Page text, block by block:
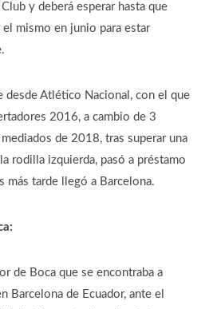
y deberá esperar hasta que
mismo en junio para estar
desde Atlético Nacional, con el que
2016, a cambio de 3
de 2018, tras superar una
rodilla izquierda, pasó a préstamo
más tarde llegó a Barcelona.
de Boca que se encontraba a
Barcelona de Ecuador, ante el